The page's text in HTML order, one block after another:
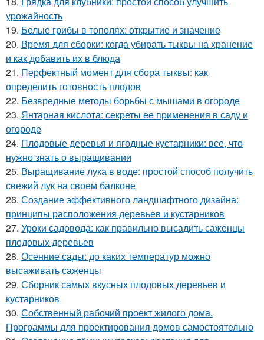
урожайность
19. Белые грибы в тополях: открытие и значение
20. Время для сборки: когда убирать тыквы на хранение
и как добавить их в блюда
21. Перфектный момент для сбора тыквы: как
определить готовность плодов
22. Безвредные методы борьбы с мышами в огороде
23. Янтарная кислота: секреты ее применения в саду и
огороде
24. Плодовые деревья и ягодные кустарники: все, что
нужно знать о выращивании
25. Выращивание лука в воде: простой способ получить
свежий лук на своем балконе
26. Создание эффективного ландшафтного дизайна:
принципы расположения деревьев и кустарников
27. Уроки садовода: как правильно высадить саженцы
плодовых деревьев
28. Осенние сады: до каких температур можно
высаживать саженцы
29. Сборник самых вкусных плодовых деревьев и
кустарников
30. Собственный рабочий проект жилого дома.
Программы для проектирования домов самостоятельно